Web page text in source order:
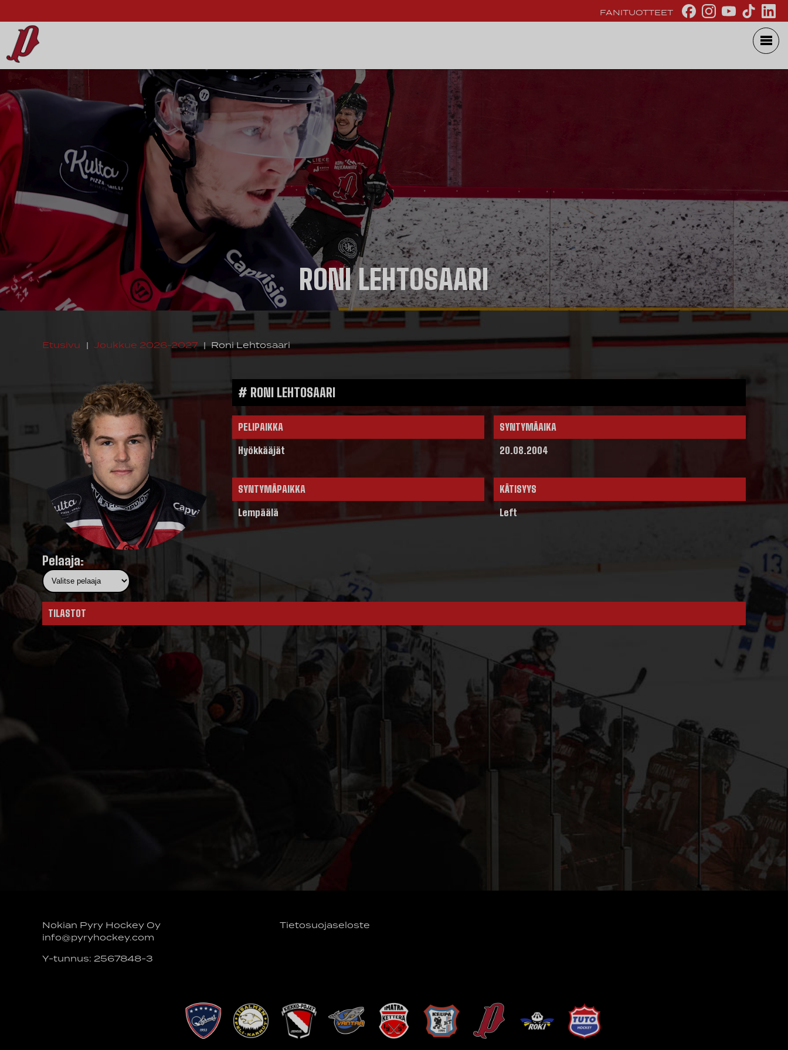
FANITUOTTEET
RONI LEHTOSAARI
Etusivu | Joukkue 2026-2027 | Roni Lehtosaari
Pelaaja:
# RONI LEHTOSAARI
PELIPAIKKA
Hyökkääjät
SYNTYMÄAIKA
20.08.2004
SYNTYMÄPAIKKA
Lempäälä
KÄTISYYS
Left
TILASTOT
Nokian Pyry Hockey Oy
info@pyryhockey.com
Y-tunnus: 2567848-3
Tietosuojaseloste